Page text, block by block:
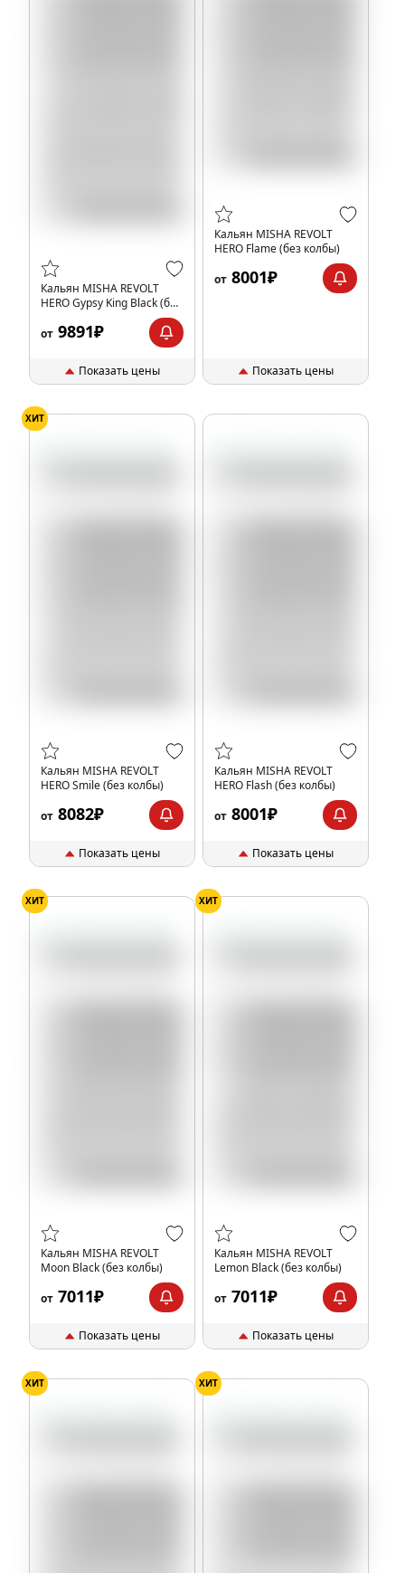
Кальян MISHA REVOLT
HERO Gypsy King Black (без
от 9891₽
Показать цены
Кальян MISHA REVOLT
HERO Flame (без колбы)
от 8001₽
Показать цены
ХИТ
Кальян MISHA REVOLT
HERO Smile (без колбы)
от 8082₽
Показать цены
Кальян MISHA REVOLT
HERO Flash (без колбы)
от 8001₽
Показать цены
ХИТ
Кальян MISHA REVOLT
Moon Black (без колбы)
от 7011₽
Показать цены
ХИТ
Кальян MISHA REVOLT
Lemon Black (без колбы)
от 7011₽
Показать цены
ХИТ ХИТ